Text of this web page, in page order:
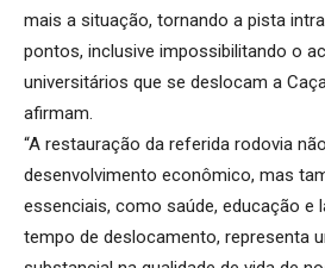
mais a situação, tornando a pista
pontos, inclusive impossibilitando o
universitários que se deslocam a
afirmam.
“A restauração da referida rodovia
desenvolvimento econômico, mas
essenciais, como saúde, educação e
tempo de deslocamento, representa